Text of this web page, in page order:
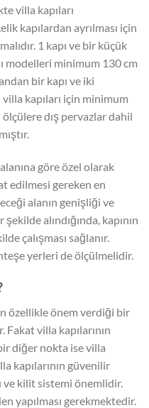
villa kapıları
kapılardan ayrılması için
1 kapı ve bir küçük
modelleri minimum 130 cm
bir kapı ve iki
kapıları için minimum
dış pervazlar dahil
göre özel olarak
edilmesi gereken en
alanın genişliği ve
alındığında, kapının
çalışması sağlanır.
yerleri de ölçülmelidir.
özellikle önem verdiği bir
Fakat villa kapılarının
diğer nokta ise villa
kapılarının güvenilir
ve kilit sistemi önemlidir.
yapılması gerekmektedir.